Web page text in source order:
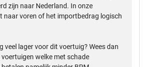
zijn naar Nederland. In onze
naar voren of het importbedrag logisch
veel lager voor dit voertuig? Wees dan
welke met schade